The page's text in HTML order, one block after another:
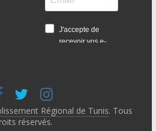
Régional de Tunis. Tous
réservés.